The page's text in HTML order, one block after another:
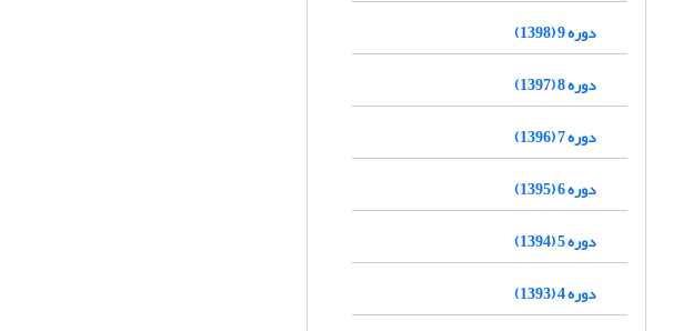
دوره 9 (1398)
دوره 8 (1397)
دوره 7 (1396)
دوره 6 (1395)
دوره 5 (1394)
دوره 4 (1393)